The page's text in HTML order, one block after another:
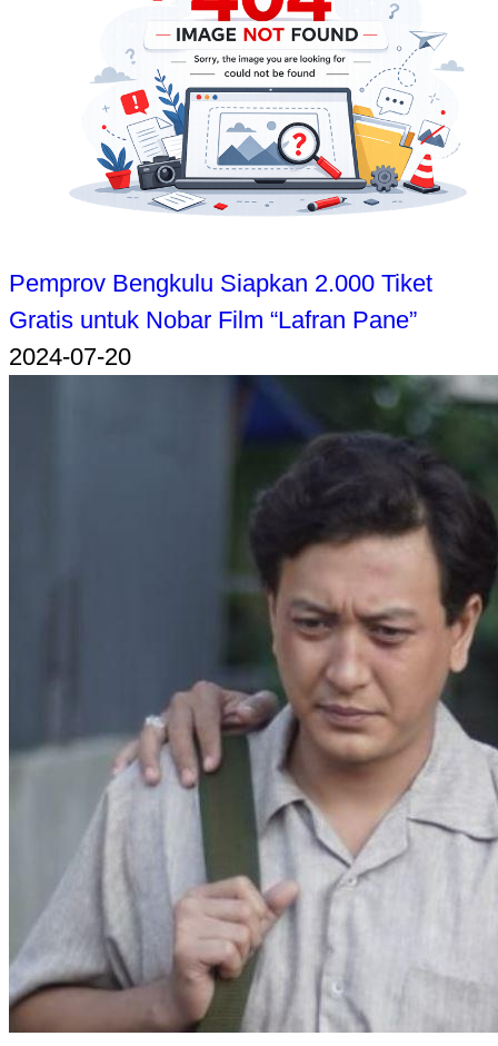
Pemprov Bengkulu Siapkan 2.000 Tiket
Gratis untuk Nobar Film “Lafran Pane”
2024-07-20